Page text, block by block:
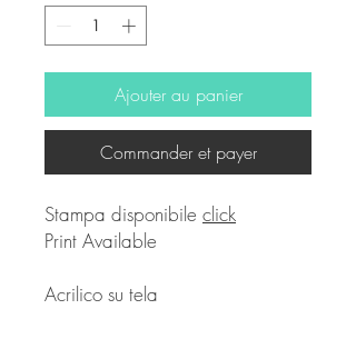
Ajouter au panier
Commander et payer
Stampa disponibile click
Print Available
Acrilico su tela